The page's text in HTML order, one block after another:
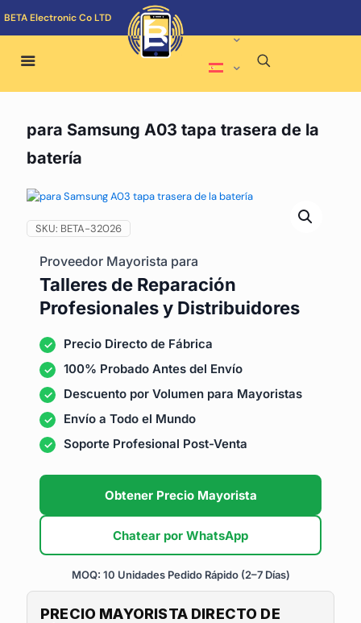
BETA Electronic Co LTD
para Samsung A03 tapa trasera de la
batería
SKU: BETA-32026
Proveedor Mayorista para
Talleres de Reparación
Profesionales y Distribuidores
Precio Directo de Fábrica
100% Probado Antes del Envío
Descuento por Volumen para Mayoristas
Envío a Todo el Mundo
Soporte Profesional Post-Venta
Obtener Precio Mayorista
Chatear por WhatsApp
MOQ: 10 Unidades Pedido Rápido (2–7 Días)
PRECIO MAYORISTA DIRECTO DE